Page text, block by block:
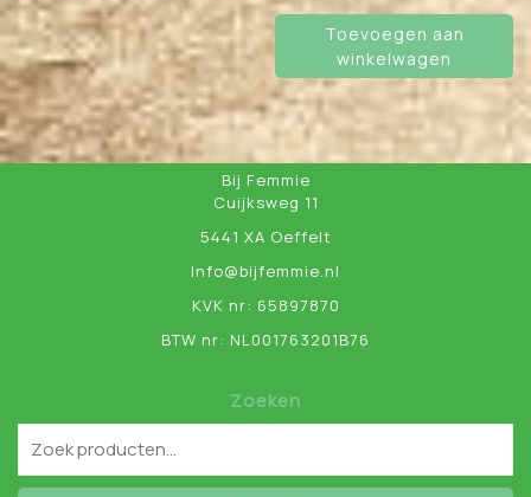
Toevoegen aan
winkelwagen
Bij Femmie
Cuijksweg 11
5441 XA Oeffelt
Info@bijfemmie.nl
KVK nr: 65897870
BTW nr: NL001763201B76
Zoeken